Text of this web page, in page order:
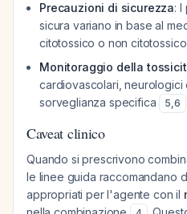
Precauzioni di sicurezza: I
sicura variano in base al
citotossico o non citotossico
Monitoraggio della
cardiovascolari,
sorveglianza specifica
5,6
Caveat clinico
Quando si prescrivono
le linee guida raccomandano
appropriati per l'agente con il